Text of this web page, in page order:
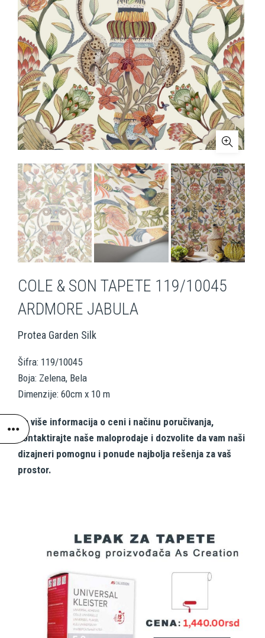
COLE & SON TAPETE 119/10045
ARDMORE JABULA
Protea Garden Silk
Šifra: 119/10045
Boja: Zelena, Bela
Dimenzije: 60cm x 10 m
Za više informacija o ceni i načinu poručivanja,
kontaktirajte naše maloprodaje i dozvolite da vam naši
dizajneri pomognu i ponude najbolja rešenja za vaš
prostor.